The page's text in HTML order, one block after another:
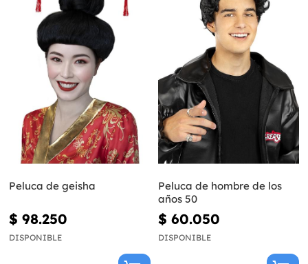
Peluca de geisha
$ 98.250
DISPONIBLE
Peluca de hombre de los
años 50
$ 60.050
DISPONIBLE